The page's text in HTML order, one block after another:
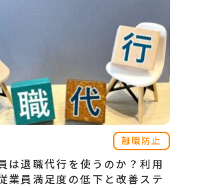
離職防止
は退職代行を使うのか？利用
業員満足度の低下と改善ステ